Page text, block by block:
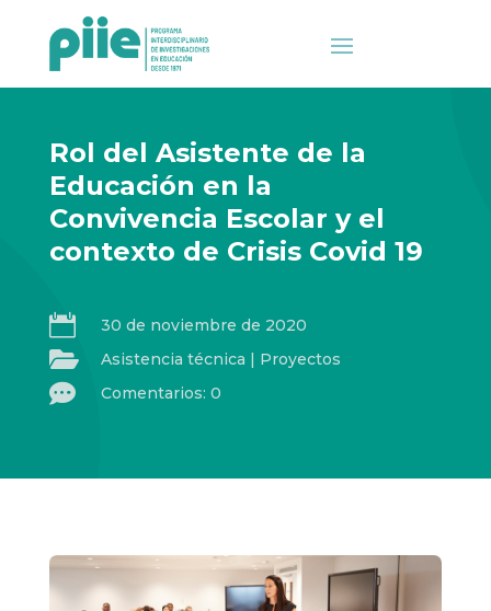
Rol del Asistente de la
Educación en la
Convivencia Escolar y el
contexto de Crisis Covid 19
 30 de noviembre de 2020
 Asistencia técnica | Proyectos
 Comentarios: 0